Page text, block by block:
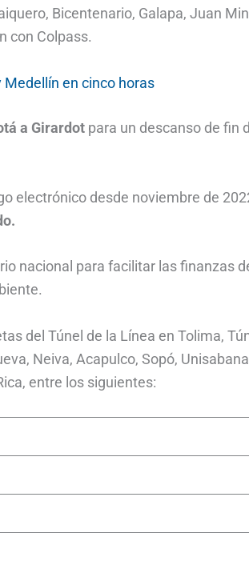
Bicentenario, Galapa, Juan
con Colpass.
en cinco horas
a Girardot para un descanso de fin
electrónico desde noviembre de
nacional para facilitar las finanzas
del Túnel de la Línea en Tolima,
Neiva, Acapulco, Sopó,
entre los siguientes: